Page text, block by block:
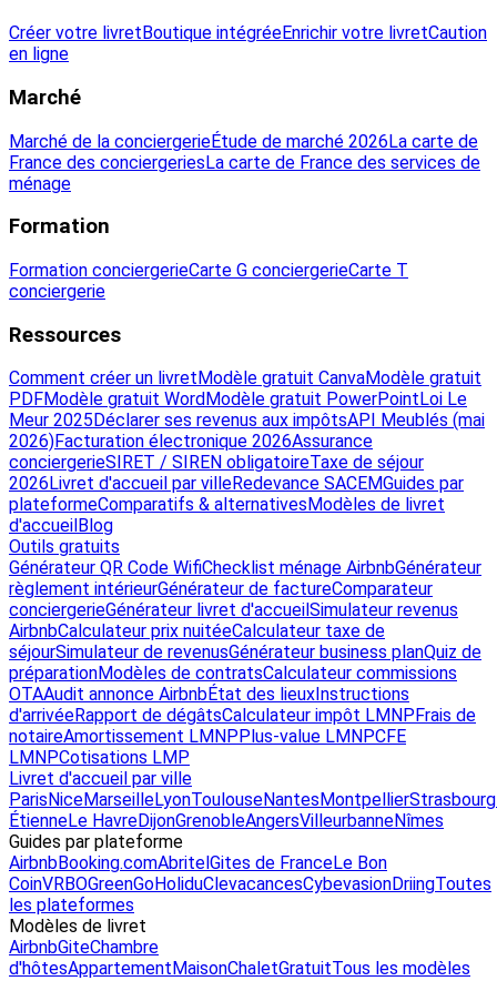
Créer votre livretBoutique intégréeEnrichir votre livretCaution
en ligne
Marché
Marché de la conciergerieÉtude de marché 2026La carte de
France des conciergeriesLa carte de France des services de
ménage
Formation
Formation conciergerieCarte G conciergerieCarte T
conciergerie
Ressources
Comment créer un livret Modèle gratuit CanvaModèle gratuit
PDFModèle gratuit Word Modèle gratuit PowerPoint Loi Le
Meur 2025 Déclarer ses revenus aux impôtsAPI Meublés (mai
2026)Facturation électronique 2026Assurance
conciergerieSIRET / SIREN obligatoireTaxe de séjour
2026 Livret d'accueil par villeRedevance SACEMGuides par
plateformeComparatifs & alternatives Modèles de livret
d'accueil Blog
Outils gratuits
Générateur QR Code WifiChecklist ménage AirbnbGénérateur
règlement intérieurGénérateur de factureComparateur
conciergerieGénérateur livret d'accueil Simulateur revenus
AirbnbCalculateur prix nuitéeCalculateur taxe de
séjourSimulateur de revenusGénérateur business planQuiz de
préparationModèles de contratsCalculateur commissions
OTAAudit annonce AirbnbÉtat des lieux Instructions
d'arrivéeRapport de dégâtsCalculateur impôt LMNPFrais de
notaireAmortissement LMNPPlus-value LMNPCFE
LMNPCotisations LMP
Livret d'accueil par ville
Paris NiceMarseilleLyonToulouseNantes MontpellierStrasbourg
ÉtienneLe HavreDijonGrenobleAngersVilleurbanneNîmes
Guides par plateforme
AirbnbBooking.comAbritel Gites de FranceLe Bon
CoinVRBOGreenGoHoliduClevacancesCybevasionDriingToutes
les plateformes
Modèles de livret
AirbnbGiteChambre
d'hôtesAppartement MaisonChaletGratuitTous les modèles